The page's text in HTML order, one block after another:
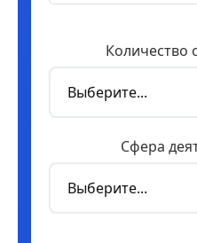
Количество
Сфера